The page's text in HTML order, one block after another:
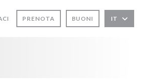
PRENOTA BUONI IT